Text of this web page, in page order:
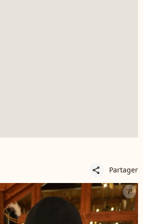
share Partager